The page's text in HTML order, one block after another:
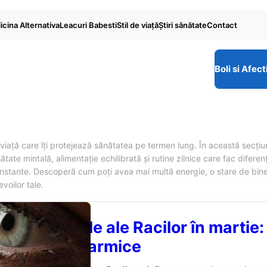
AlternativaLeacuri BabestiStil de viaţăŞtiri sănătateContact
Boli si
care îți protejează sănătatea pe termen lung. În această
mintală, alimentație echilibrată și rutine zilnice care fac
Descoperă cum poți avea mai multă energie, o stare de
tale.
emoționale ale Racilor în martie:
și lecții karmice